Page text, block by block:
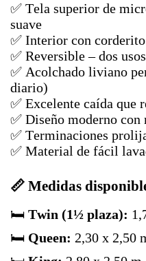
✅ Tela superior de
suave
✅ Interior con
✅ Reversible – dos
✅ Acolchado liviano
diario)
✅ Excelente caída que
✅ Diseño moderno con
✅ Terminaciones
✅ Material de fácil
📏 Medidas
🛏️ Twin (1½ plaza):
🛏️ Queen: 2,30 x 2,50